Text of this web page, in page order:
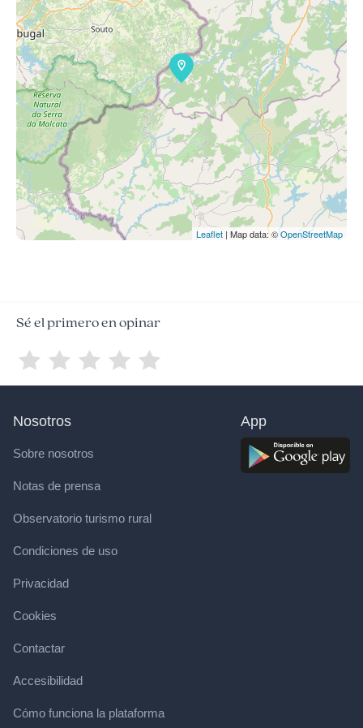
Leaflet | Map data: ©OpenStreetMap
Sé el primero en opinar
Nosotros
Sobre nosotros
Notas de prensa
Observatorio turismo rural
Condiciones de uso
Privacidad
Cookies
Contactar
Accesibilidad
Cómo funciona la plataforma
App